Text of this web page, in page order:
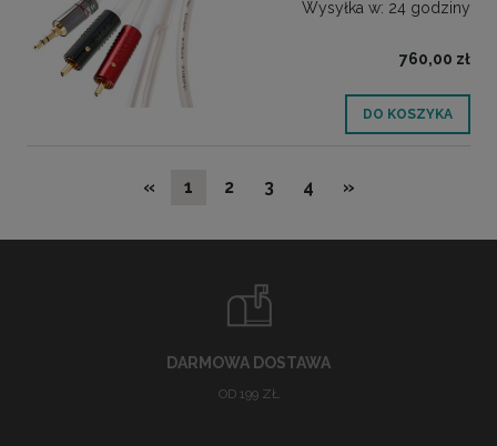
Wysyłka w: 24 godziny
760,00 zł
DO KOSZYKA
« 1 2 3 4 »
DARMOWA DOSTAWA
OD 199 ZŁ